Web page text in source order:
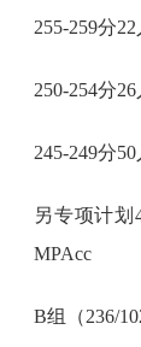
255-259分
250-254分
245-249分
另专项计划
MPAcc
B组（236/